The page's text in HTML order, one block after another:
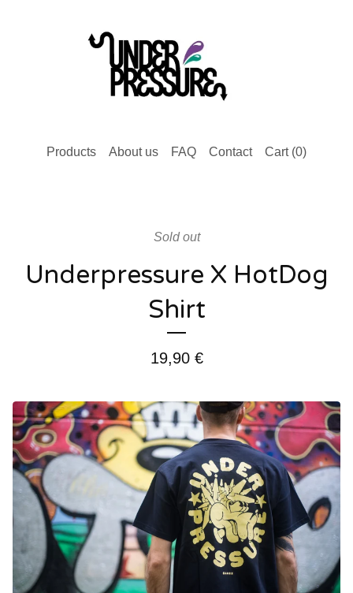
Products About us FAQ Contact Cart (0)
Sold out
Underpressure X HotDog
Shirt
19,90 €